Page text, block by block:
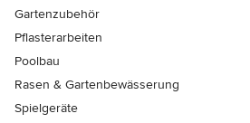
Gartenzubehör
Pflasterarbeiten
Poolbau
Rasen & Gartenbewässerung
Spielgeräte